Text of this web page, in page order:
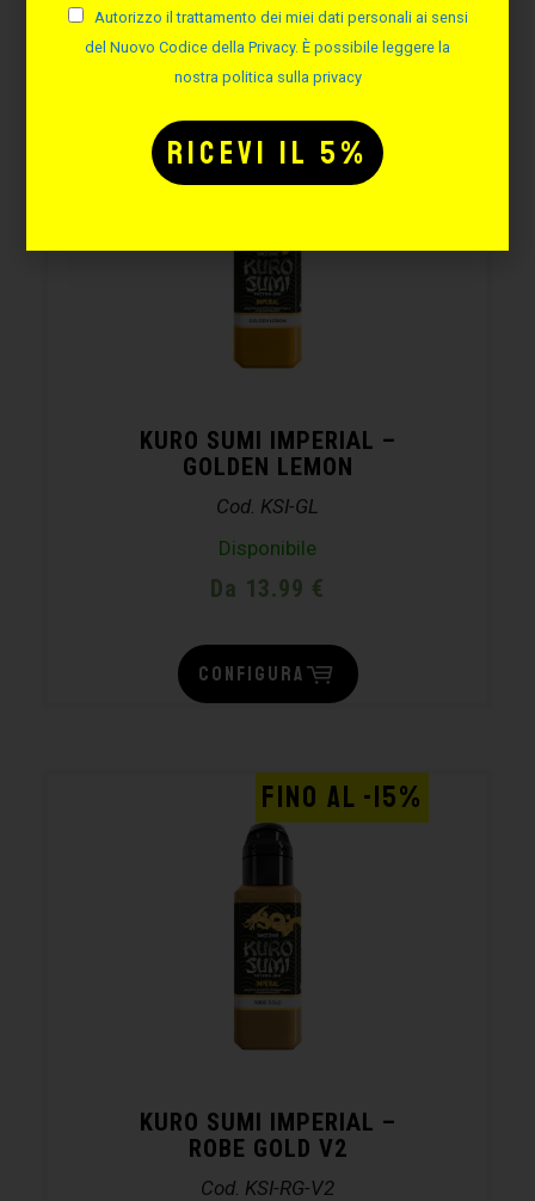
KURO SUMI IMPERIAL –
GOLDEN LEMON
Cod. KSI-GL
Disponibile
Da 13.99 €
FINO AL -15%
CONFIGURA
KURO SUMI IMPERIAL –
ROBE GOLD V2
Cod. KSI-RG-V2
FINO AL -15%
Autorizzo il trattamento dei miei dati personali ai sensi
del Nuovo Codice della Privacy. È possibile leggere la
nostra politica sulla privacy